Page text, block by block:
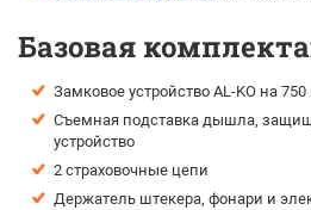
Базовая
Замковое устройство AL-KO на
Съемная подставка дышла,
устройство
2 страховочные цепи
Держатель штекера, фонари и